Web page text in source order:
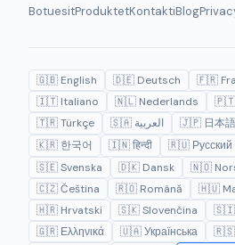
BotuesitProduktetKontaktiBlog
🇬🇧 English 🇩🇪 Deutsch 🇫🇷
🇮🇹 Italiano
🇳🇱 Nederlands
🇵🇹
🇹🇷 Türkçe
🇸🇦 العربية 🇯🇵 日本語
🇰🇷 한국어
🇮🇳 हिन्दी 🇷🇺 Русский
🇸🇪 Svenska
🇩🇰 Dansk 🇳🇴
🇨🇿 Čeština
🇷🇴 Română 🇭🇺
🇭🇷 Hrvatski
🇸🇰 Slovenčina
🇸🇮
🇬🇷 Ελληνικά
🇺🇦 Українська 🇷🇸